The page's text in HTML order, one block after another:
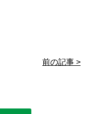
前の記事 >